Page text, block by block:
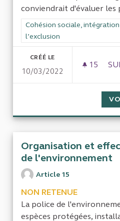
conviendrait d'évaluer les
Filtrer les résultats de la
Cohésion sociale,
l’exclusion
CRÉÉ LE
10/03/2022
15 15
Organisation et
de l'environnement
Article 15
NON RETENUE
La police de
espèces protégées,